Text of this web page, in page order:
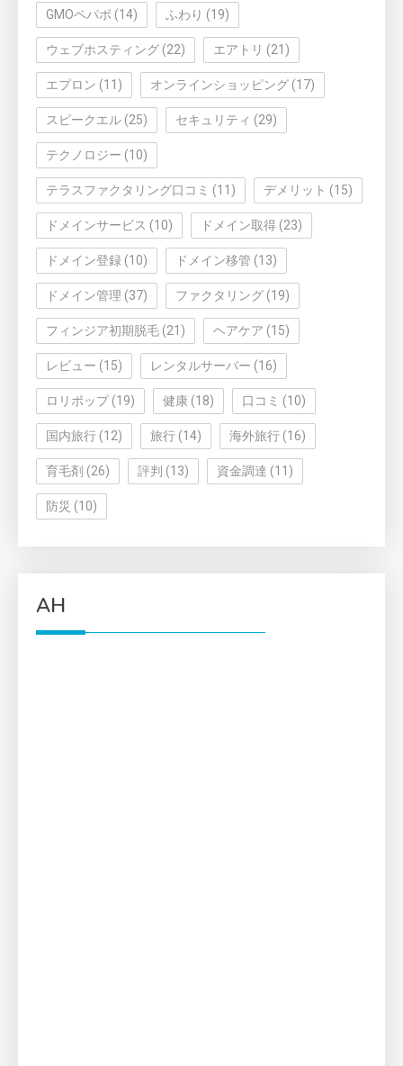
GMOペパボ (14) ふわり (19)
ウェブホスティング (22) エアトリ (21)
エプロン (11) オンラインショッピング (17)
スピークエル (25) セキュリティ (29)
テクノロジー (10)
テラスファクタリング口コミ (11) デメリット (15)
ドメインサービス (10) ドメイン取得 (23)
ドメイン登録 (10) ドメイン移管 (13)
ドメイン管理 (37) ファクタリング (19)
フィンジア初期脱毛 (21) ヘアケア (15)
レビュー (15) レンタルサーバー (16)
ロリポップ(19) 健康 (18) 口コミ (10)
国内旅行 (12) 旅行 (14) 海外旅行 (16)
育毛剤 (26) 評判 (13) 資金調達 (11)
防災 (10)
AH